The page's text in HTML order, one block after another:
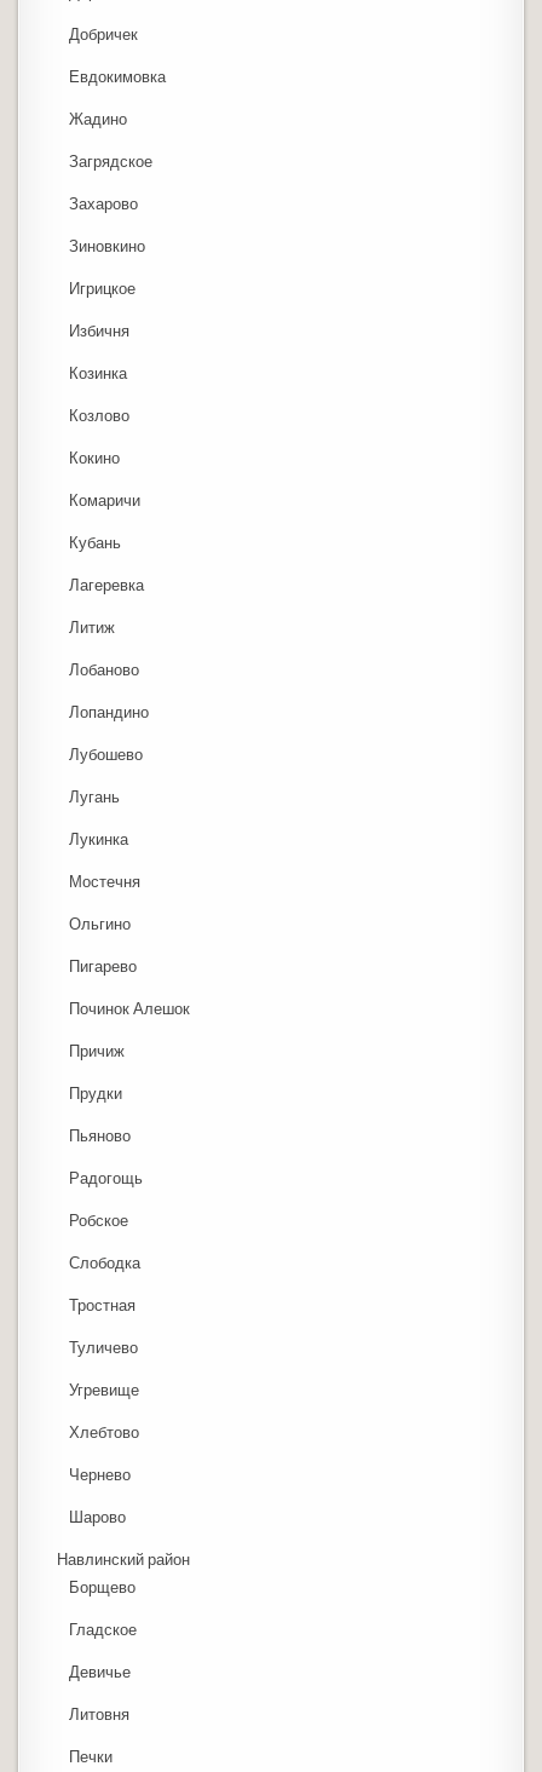
Добричек
Евдокимовка
Жадино
Загрядское
Захарово
Зиновкино
Игрицкое
Избичня
Козинка
Козлово
Кокино
Комаричи
Кубань
Лагеревка
Литиж
Лобаново
Лопандино
Лубошево
Лугань
Лукинка
Мостечня
Ольгино
Пигарево
Починок Алешок
Причиж
Прудки
Пьяново
Радогощь
Робское
Слободка
Тростная
Туличево
Угревище
Хлебтово
Чернево
Шарово
Навлинский район
Борщево
Гладское
Девичье
Литовня
Печки